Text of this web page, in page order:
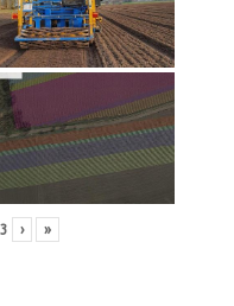
3 › »